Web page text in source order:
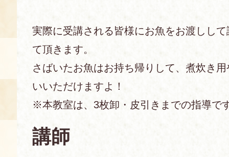
京の食文化について
アクセス
料理教室
募集中の教室
キャンセル・ご変更
食の海援隊・陸援隊 会員限定
展示室
展示室のご紹介
実際に受講される皆様にお魚をお渡しし
て頂きます。
さばいたお魚はお持ち帰りして、煮炊き
いいただけますよ！
※本教室は、3枚卸・皮引きまでの指導で
講師